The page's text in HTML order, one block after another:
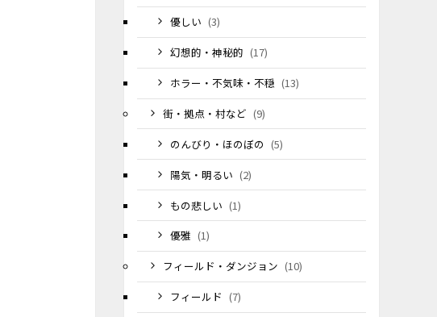
優しい (3)
幻想的・神秘的 (17)
ホラー・不気味・不穏 (13)
街・拠点・村など (9)
のんびり・ほのぼの (5)
陽気・明るい (2)
もの悲しい (1)
優雅 (1)
フィールド・ダンジョン (10)
フィールド (7)